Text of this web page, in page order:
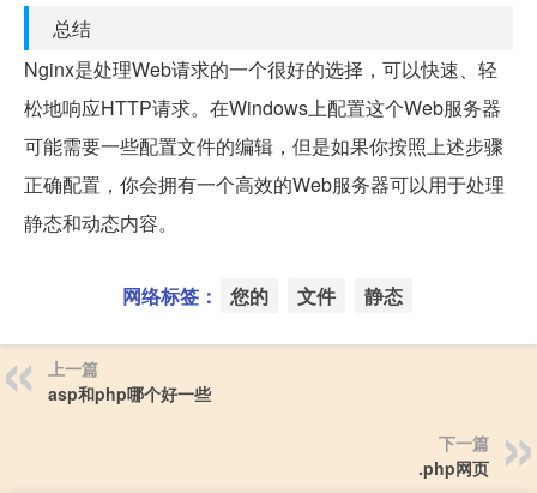
总结
Nginx是处理Web请求的一个很好的选择，可以快速、轻
松地响应HTTP请求。在Windows上配置这个Web服务器
可能需要一些配置文件的编辑，但是如果你按照上述步骤
正确配置，你会拥有一个高效的Web服务器可以用于处理
静态和动态内容。
网络标签： 您的 文件 静态
上一篇
asp和php哪个好一些
下一篇
.php网页